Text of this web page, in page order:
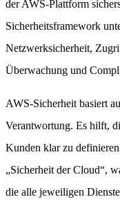
der AWS-Plattform
Sicherheitsframework
Netzwerksicherheit,
Überwachung und
AWS-Sicherheit basiert
Verantwortung. Es hilft,
Kunden klar zu
„Sicherheit der Cloud“,
die alle jeweiligen